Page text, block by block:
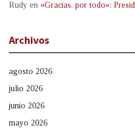
Rudy en «Gracias, por todo»:
Archivos
agosto 2026
julio 2026
junio 2026
mayo 2026